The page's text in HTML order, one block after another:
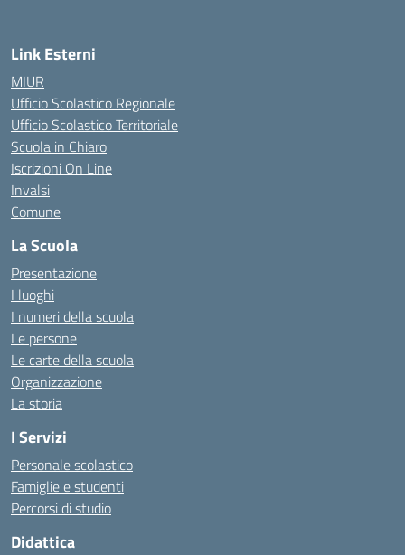
Link Esterni
MIUR
Ufficio Scolastico Regionale
Ufficio Scolastico Territoriale
Scuola in Chiaro
Iscrizioni On Line
Invalsi
Comune
La Scuola
Presentazione
I luoghi
I numeri della scuola
Le persone
Le carte della scuola
Organizzazione
La storia
I Servizi
Personale scolastico
Famiglie e studenti
Percorsi di studio
Didattica